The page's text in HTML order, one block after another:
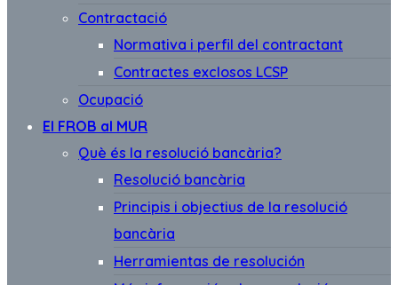
Contractació
Normativa i perfil del contractant
Contractes exclosos LCSP
Ocupació
El FROB al MUR
Què és la resolució bancària?
Resolució bancària
Principis i objectius de la resolució
bancària
Herramientas de resolución